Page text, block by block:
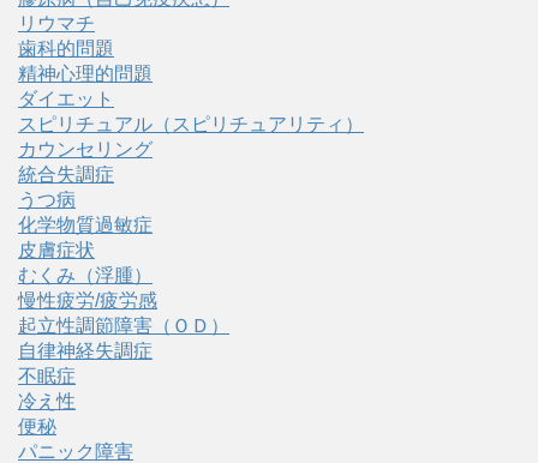
リウマチ
歯科的問題
精神心理的問題
ダイエット
スピリチュアル（スピリチュアリティ）
カウンセリング
統合失調症
うつ病
化学物質過敏症
皮膚症状
むくみ（浮腫）
慢性疲労/疲労感
起立性調節障害（ＯＤ）
自律神経失調症
不眠症
冷え性
便秘
パニック障害